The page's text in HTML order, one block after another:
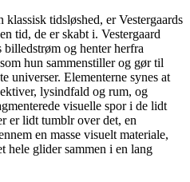
tidsløshed, er Vestergaards
tid, de er skabt i. Vestergaard
billedstrøm og henter herfra
hun sammenstiller og gør til
universer. Elementerne synes at
lysindfald og rum, og
visuelle spor i de lidt
er lidt tumblr over det, en
en masse visuelt materiale,
hele glider sammen i en lang